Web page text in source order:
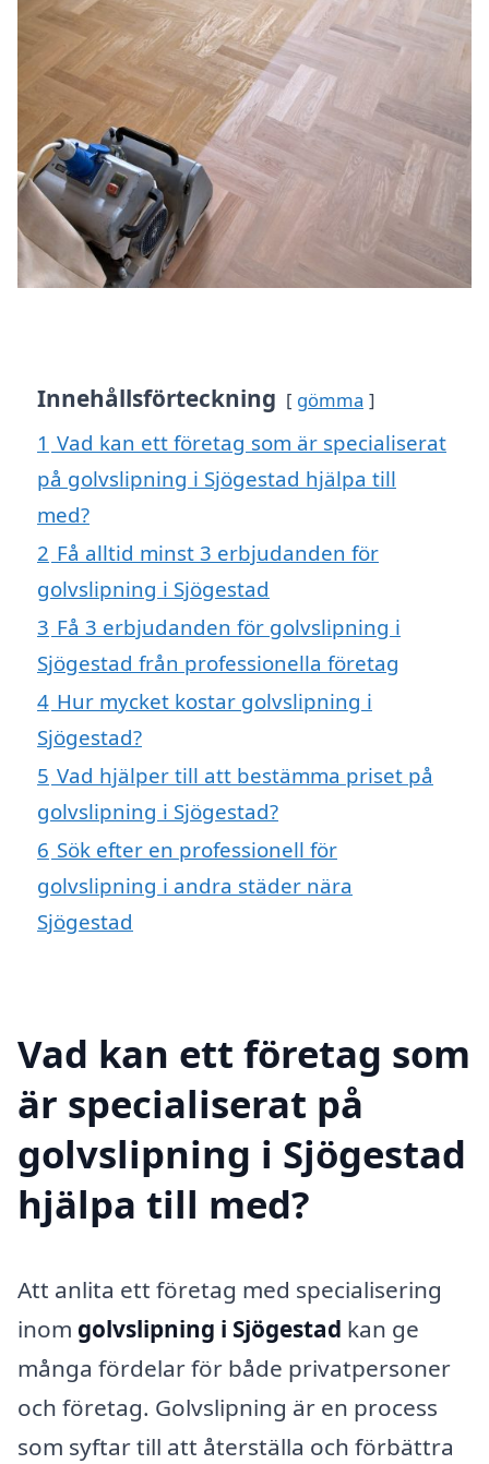
Innehållsförteckning gömma
1 Vad kan ett företag som är specialiserat
på golvslipning i Sjögestad hjälpa till
med?
2 Få alltid minst 3 erbjudanden för
golvslipning i Sjögestad
3 Få 3 erbjudanden för golvslipning i
Sjögestad från professionella företag
4 Hur mycket kostar golvslipning i
Sjögestad?
5 Vad hjälper till att bestämma priset på
golvslipning i Sjögestad?
6 Sök efter en professionell för
golvslipning i andra städer nära
Sjögestad
Vad kan ett företag som
är specialiserat på
golvslipning i Sjögestad
hjälpa till med?
Att anlita ett företag med specialisering
inom golvslipning i Sjögestad kan ge
många fördelar för både privatpersoner
och företag. Golvslipning är en process
som syftar till att återställa och förbättra